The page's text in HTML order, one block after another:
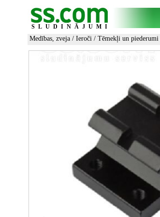
SLUDINĀJUMI
Medības, zveja / Ieroči / Tēmekļi un piederumi